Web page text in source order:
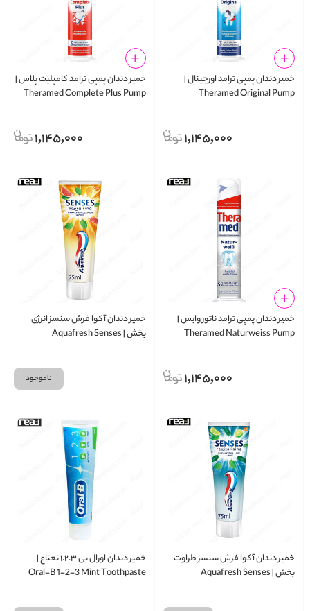
خمیر دندان پمپی ترامد اورجینال |
Theramed Original Pump
1,145,000
خمیر دندان پمپی ترامد کامپلیت پلاس |
Theramed Complete Plus Pump
1,145,000
خمیر دندان پمپی ترامد ناتور وایس |
Theramed Naturweiss Pump
1,145,000
خمیر دندان آکوا فرش سنسز انرژی‌
بخش | Aquafresh Senses
ناموجود
خمیر دندان آکوا فرش سنسز طراوت‌
بخش | Aquafresh Senses
خمیر دندان اورال بی ۱.۲.۳ نعناع |
Oral-B 1-2-3 Mint Toothpaste